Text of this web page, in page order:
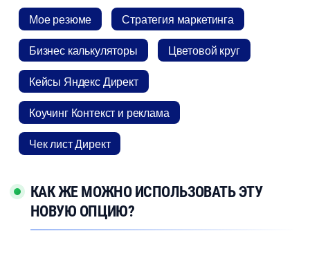
Мое резюме
Стратегия маркетинга
Бизнес калькуляторы
Цветовой кру
Кейсы Яндекс Директ
Коучинг Контекст и реклама
Чек лист Директ
КАК ЖЕ МОЖНО ИСПОЛЬЗОВАТЬ ЭТУ
НОВУЮ ОПЦИЮ?